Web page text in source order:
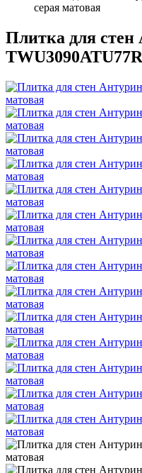
серая матовая
Плитка для